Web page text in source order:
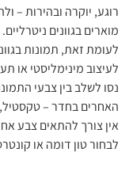
רוגע, יוקרה ובהירות –
מוארים בגוונים ניטרליים.
לעומת זאת, תמונות
לעיצוב מינימליסטי או
נסו לשלב בין צבעי
האחרים בחדר –
אין צורך להתאים צבע
לבחור טון דומה או